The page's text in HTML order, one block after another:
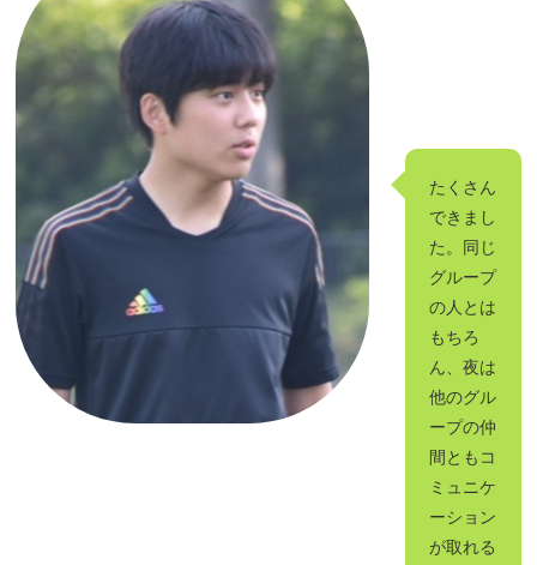
たくさん
できまし
た。同じ
グループ
の人とは
もちろ
ん、夜は
他のグル
ープの仲
間ともコ
ミュニケ
ーション
が取れる